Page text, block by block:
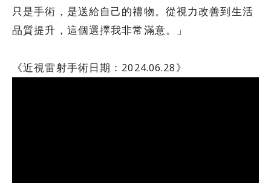
只是手術，是送給自己的禮物。從視力改善到生活
品質提升，這個選擇我非常滿意。」
《近視雷射手術日期：2024.06.28》